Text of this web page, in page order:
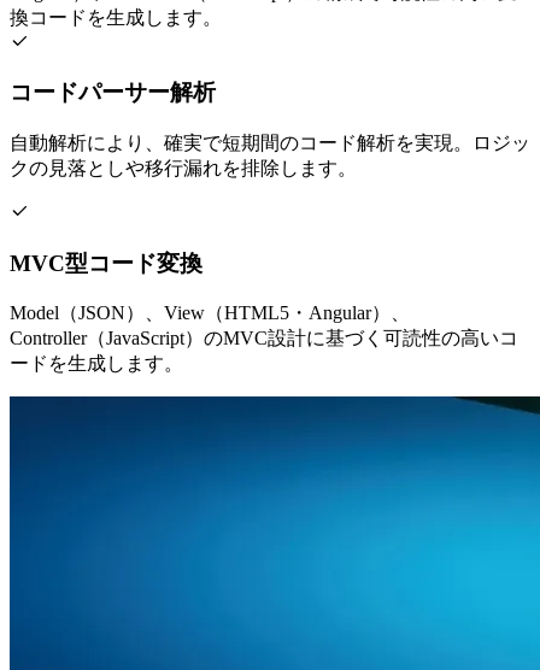
換コードを生成します。
コードパーサー解析
自動解析により、確実で短期間のコード解析を実現。ロジッ
クの見落としや移行漏れを排除します。
MVC型コード変換
Model（JSON）、View（HTML5・Angular）、
Controller（JavaScript）のMVC設計に基づく可読性の高いコ
ードを生成します。